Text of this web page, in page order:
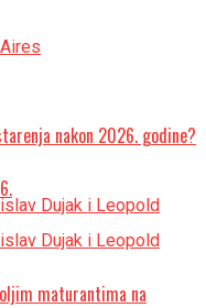
nakon 2026. godine?
maturantima na